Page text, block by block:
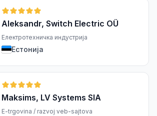
Aleksandr, Switch Electric OÜ
Електротехничка индустрија
Естонија
Maksims, LV Systems SIA
E-trgovina / razvoj veb-sajtova